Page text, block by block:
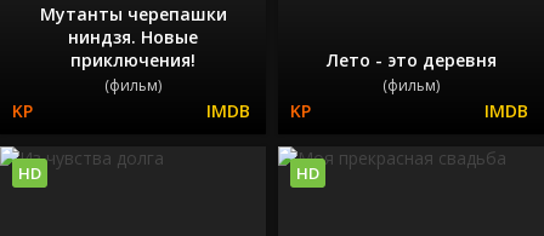
Мутанты черепашки
ниндзя. Новые
приключения!
(фильм)
Лето - это деревня
(фильм)
HD HD